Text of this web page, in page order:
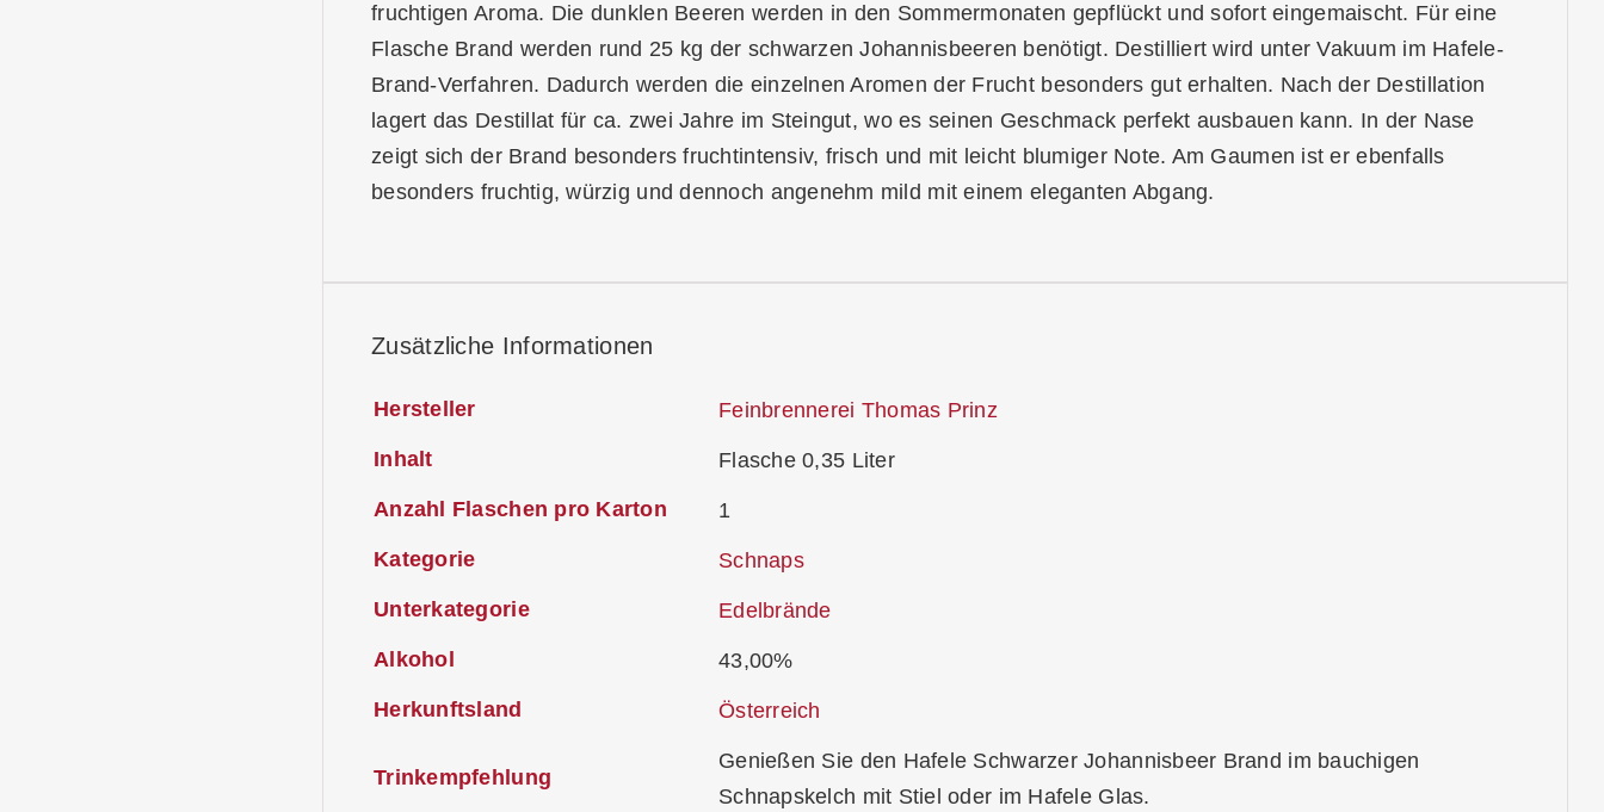
fruchtigen Aroma. Die dunklen Beeren werden in den Sommermonaten gepflückt und sofort eingemaischt. Für eine
Flasche Brand werden rund 25 kg der schwarzen Johannisbeeren benötigt. Destilliert wird unter Vakuum im Hafele-
Brand-Verfahren. Dadurch werden die einzelnen Aromen der Frucht besonders gut erhalten. Nach der Destillation
lagert das Destillat für ca. zwei Jahre im Steingut, wo es seinen Geschmack perfekt ausbauen kann. In der Nase
zeigt sich der Brand besonders fruchtintensiv, frisch und mit leicht blumiger Note. Am Gaumen ist er ebenfalls
besonders fruchtig, würzig und dennoch angenehm mild mit einem eleganten Abgang.
Zusätzliche Informationen
Hersteller Feinbrennerei Thomas Prinz
Inhalt Flasche 0,35 Liter
Anzahl Flaschen pro Karton 1
Kategorie Schnaps
Unterkategorie Edelbrände
Alkohol 43,00%
Herkunftsland Österreich
Trinkempfehlung
Genießen Sie den Hafele Schwarzer Johannisbeer Brand im bauchigen
Schnapskelch mit Stiel oder im Hafele Glas.